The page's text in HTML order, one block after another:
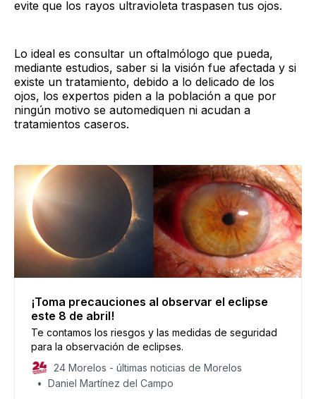
evite que los rayos ultravioleta traspasen tus ojos.
Lo ideal es consultar un oftalmólogo que pueda,
mediante estudios, saber si la visión fue afectada y si
existe un tratamiento, debido a lo delicado de los
ojos, los expertos piden a la población a que por
ningún motivo se automediquen ni acudan a
tratamientos caseros.
¡Toma precauciones al observar el eclipse
este 8 de abril!
Te contamos los riesgos y las medidas de seguridad
para la observación de eclipses.
24 Morelos - últimas noticias de Morelos
Daniel Martínez del Campo